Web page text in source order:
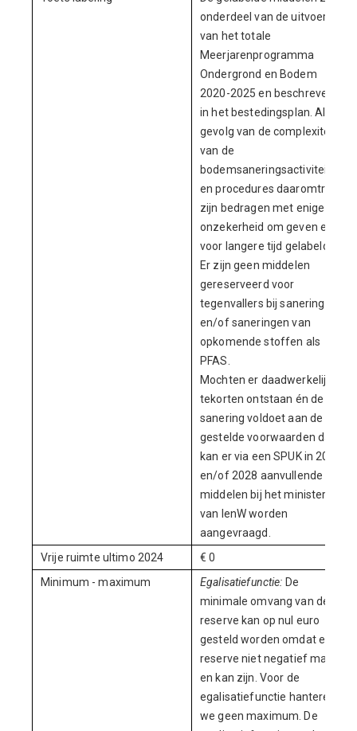
onderdeel van de uitvoering
van het totale
Meerjarenprogramma
Ondergrond en Bodem
2020-2025 en beschreven
in het bestedingsplan. Als
gevolg van de complexiteit
van de
bodemsaneringsactiviteiten
en procedures daaromtrent
zijn bedragen met enige
onzekerheid om geven en
voor langere tijd gelabeld.
Er zijn geen middelen
gereserveerd voor
tegenvallers bij saneringen
en/of saneringen van
opkomende stoffen als
PFAS.
Mochten er daadwerkelijk
tekorten ontstaan én de
sanering voldoet aan de
gestelde voorwaarden dan
kan er via een SPUK in 2026
en/of 2028 aanvullende
middelen bij het ministerie
van IenW worden
aangevraagd.
Vrije ruimte ultimo 2024
€ 0
Minimum - maximum
Egalisatiefunctie: De
minimale omvang van de
reserve kan op nul euro
gesteld worden omdat een
reserve niet negatief mag
en kan zijn. Voor de
egalisatiefunctie hanteren
we geen maximum. De